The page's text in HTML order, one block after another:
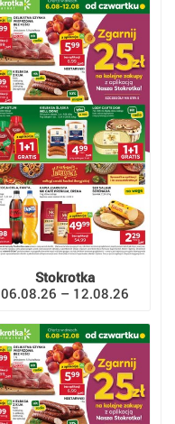
Stokrotka
06.08.26 – 12.08.26